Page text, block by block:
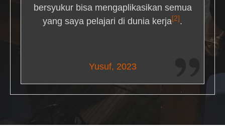
bersyukur bisa mengaplikasikan semua
yang saya pelajari di dunia kerja[2] .
Yusuf, 2023